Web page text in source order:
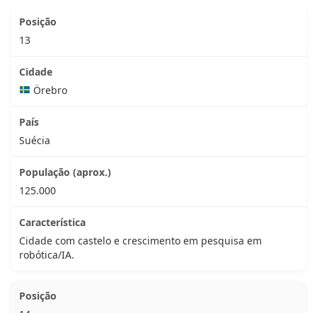
13
Örebro
Suécia
125.000
Cidade com castelo e crescimento em pesquisa em
robótica/IA.